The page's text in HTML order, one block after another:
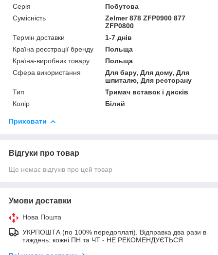
Серія
Побутова
Сумісність
Zelmer 878 ZFP0900 877
ZFP0800
Термін доставки
1-7 днів
Країна реєстрації бренду
Польща
Країна-виробник товару
Польща
Сфера використання
Для бару, Для дому, Для
шпиталю, Для ресторану
Тип
Тримач вставок і дисків
Колір
Білий
Приховати
Відгуки про товар
Ще немає відгуків про цей товар
Умови доставки
Нова Пошта
УКРПОШТА (по 100% передоплаті). Відправка два рази в
тиждень: кожні ПН та ЧТ - НЕ РЕКОМЕНДУЄТЬСЯ